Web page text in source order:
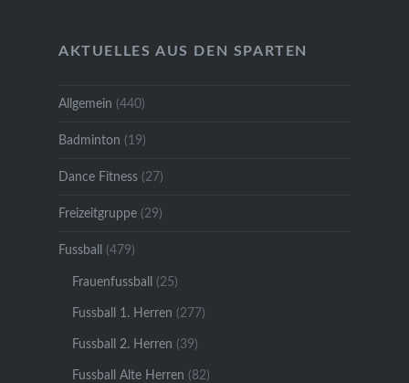
AKTUELLES AUS DEN SPARTEN
Allgemein (440)
Badminton (19)
Dance Fitness(27)
Freizeitgruppe(29)
Fussball (479)
Frauenfussball (25)
Fussball 1. Herren (277)
Fussball 2. Herren (39)
Fussball Alte Herren (82)